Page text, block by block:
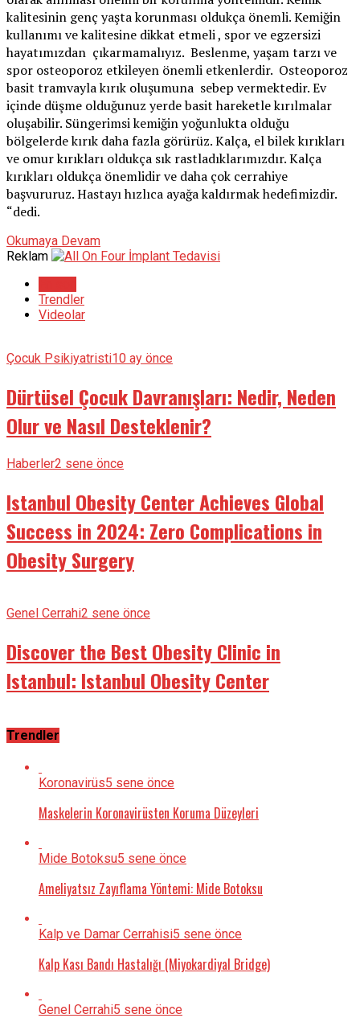
kalitesinin genç yaşta korunması oldukça önemli. Kemiğin
kullanımı ve kalitesine dikkat etmeli , spor ve egzersizi
hayatımızdan çıkarmamalıyız. Beslenme, yaşam tarzı ve
spor osteoporoz etkileyen önemli etkenlerdir. Osteoporoz
basit tramvayla kırık oluşumuna sebep vermektedir. Ev
içinde düşme olduğunuz yerde basit hareketle kırılmalar
oluşabilir. Süngerimsi kemiğin yoğunlukta olduğu
bölgelerde kırık daha fazla görürüz. Kalça, el bilek kırıkları
ve omur kırıkları oldukça sık rastladıklarımızdır. Kalça
kırıkları oldukça önemlidir ve daha çok cerrahiye
başvururuz. Hastayı hızlıca ayağa kaldırmak hedefimizdir.
“dedi.
Okumaya Devam
Reklam
Trendler
Videolar
Çocuk Psikiyatristi10 ay önce
Dürtüsel Çocuk Davranışları: Nedir, Neden
Olur ve Nasıl Desteklenir?
Haberler2 sene önce
Istanbul Obesity Center Achieves Global
Success in 2024: Zero Complications in
Obesity Surgery
Genel Cerrahi2 sene önce
Discover the Best Obesity Clinic in
Istanbul: Istanbul Obesity Center
Trendler
Koronavirüs5 sene önce
Maskelerin Koronavirüsten Koruma Düzeyleri
Mide Botoksu5 sene önce
Ameliyatsız Zayıflama Yöntemi: Mide Botoksu
Kalp ve Damar Cerrahisi5 sene önce
Kalp Kası Bandı Hastalığı (Miyokardiyal Bridge)
Genel Cerrahi5 sene önce